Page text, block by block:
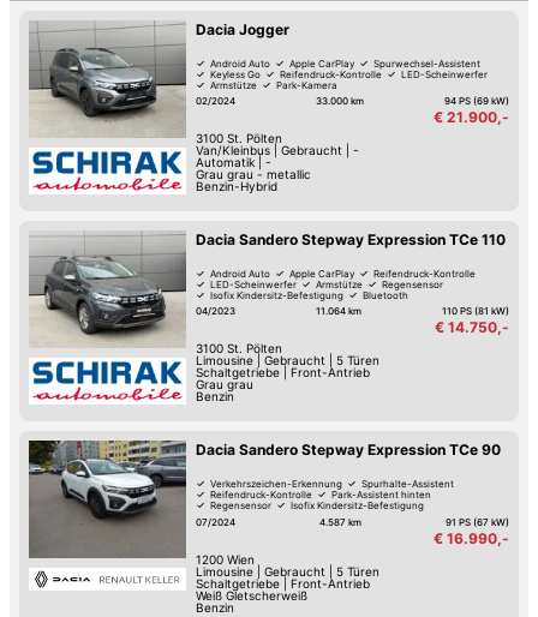
Dacia Jogger
Android Auto Apple CarPlay
Spurwechsel-Assistent
Keyless Go
Reifendruck-Kontrolle
LED-Scheinwerfer
Armstütze
Park-Kamera
02/2024
33.000 km 94 PS (69 kW)
€ 21.900,-
3100 St. Pölten
Van/Kleinbus| Gebraucht
-
Automatik| -
Grau grau - metallic
Benzin-Hybrid
Dacia Sandero Stepway Expression TCe 110
Android Auto Apple CarPlay
Reifendruck-Kontrolle
LED-Scheinwerfer
Armstütze
Regensensor
Isofix Kindersitz-Befestigung
Bluetooth
04/2023
11.064 km 110 PS (81 kW)
€ 14.750,-
3100 St. Pölten
Limousine| Gebraucht
5 Türen
Schaltgetriebe| Front-Antrieb
Grau grau
Benzin
Dacia Sandero Stepway Expression TCe 90
Verkehrszeichen-Erkennung
Spurhalte-Assistent
Reifendruck-Kontrolle
Park-Assistent hinten
Regensensor
Isofix Kindersitz-Befestigung
Tag-Fahrlicht
Tempomat
07/2024 4.587 km 91 PS (67 kW)
€ 16.990,-
1200 Wien
Limousine| Gebraucht
5 Türen
Schaltgetriebe| Front-Antrieb
Weiß Gletscherweiß
Benzin